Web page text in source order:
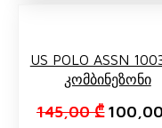
US POLO ASSN
Კომბინეზონი
145,00₾ 100,00